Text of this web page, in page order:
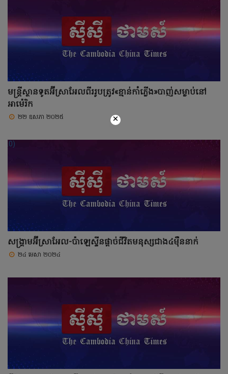
មន្រ្តីស្ថានទូតអ៊ីស្រាអែលពីររូបត្រូវ«ខ្មាន់កាំភ្លើង»បាញ់សម្លាប់នៅ
អាម៉េរិក
២២ ឧសភា ២០២៥
សង្រ្គាមអ៊ីស្រាអែល-ប៉ាឡេស្ទីនផ្តាច់ជីវិតមនុស្សជាង៤ម៉ឺននាក់
២៤ មេសា ២០២៤
×